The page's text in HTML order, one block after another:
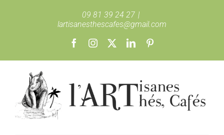
09 81 39 24 27 |
lartisanesthescafes@gmail.com
FacebookInstagram LinkedIn